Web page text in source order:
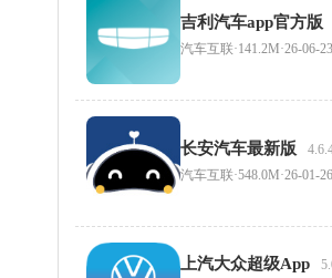
吉利汽车app官方版
汽车互联·141.2M·26-06-23
长安汽车最新版
汽车互联·548.0M·26-01-26
上汽大众超级App